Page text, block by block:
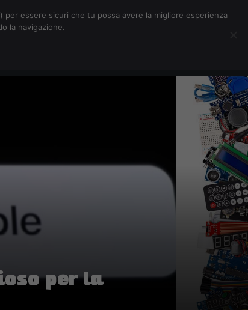
per la
essere sicuri che tu possa avere la migliore esperienza
la navigazione.